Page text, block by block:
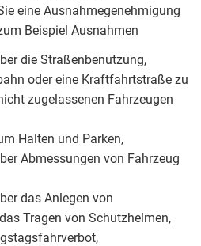
eine Ausnahmegenehmigung
Beispiel Ausnahmen
die Straßenbenutzung,
oder eine Kraftfahrtstraße zu
zugelassenen Fahrzeugen
Halten und Parken,
Abmessungen von Fahrzeug
das Anlegen von
Tragen von Schutzhelmen,